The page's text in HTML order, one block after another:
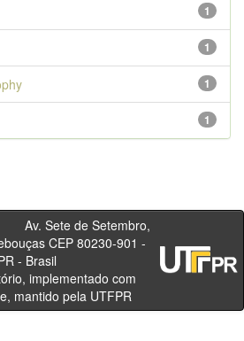
1
1
1
1
de Setembro,
CEP 80230-901 -
- PR - Brasil
implementado com
mantido pela UTFPR